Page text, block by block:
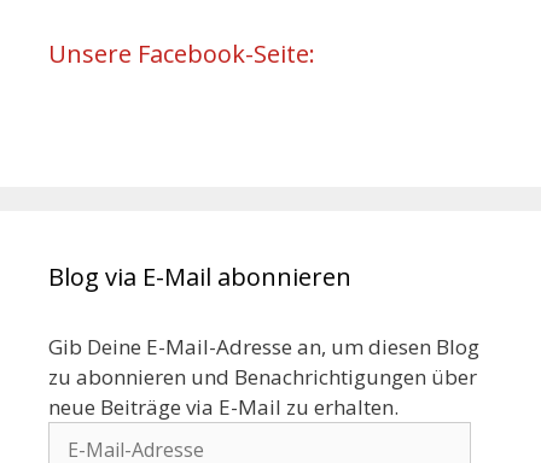
Unsere Facebook-Seite:
Blog via E-Mail abonnieren
Gib Deine E-Mail-Adresse an, um diesen Blog
zu abonnieren und Benachrichtigungen über
neue Beiträge via E-Mail zu erhalten.